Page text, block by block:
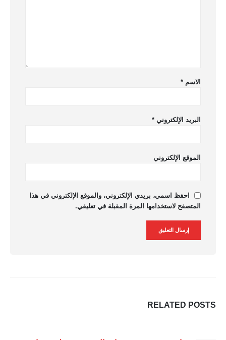
الاسم *
البريد الإلكتروني *
الموقع الإلكتروني
احفظ اسمي، بريدي الإلكتروني، والموقع الإلكتروني في هذا
المتصفح لاستخدامها المرة المقبلة في تعليقي.
RELATED POSTS